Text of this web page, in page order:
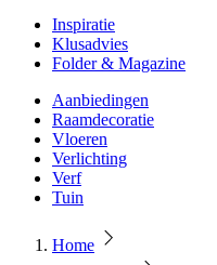
Inspiratie
Klusadvies
Folder & Magazine
Aanbiedingen
Raamdecoratie
Vloeren
Verlichting
Verf
Tuin
Home